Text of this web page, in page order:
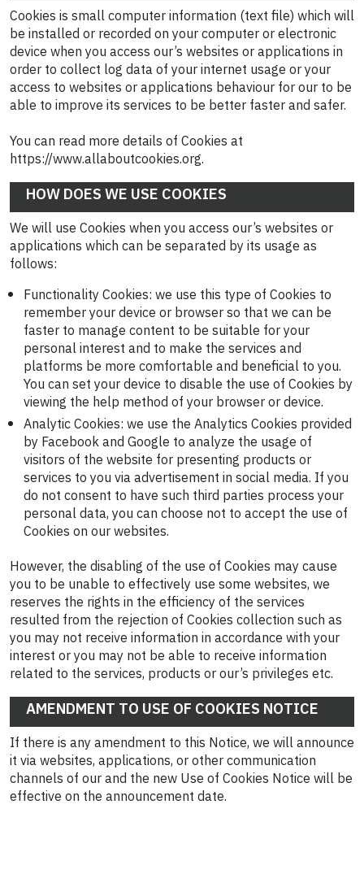
Cookies is small computer information (text file) which will
be installed or recorded on your computer or electronic
device when you access our’s websites or applications in
order to collect log data of your internet usage or your
access to websites or applications behaviour for our to be
able to improve its services to be better faster and safer.
You can read more details of Cookies at
https://www.allaboutcookies.org.
HOW DOES WE USE COOKIES
We will use Cookies when you access our’s websites or
applications which can be separated by its usage as
follows:
Functionality Cookies: we use this type of Cookies to
remember your device or browser so that we can be
faster to manage content to be suitable for your
personal interest and to make the services and
platforms be more comfortable and beneficial to you.
You can set your device to disable the use of Cookies by
viewing the help method of your browser or device.
Analytic Cookies: we use the Analytics Cookies provided
by Facebook and Google to analyze the usage of
visitors of the website for presenting products or
services to you via advertisement in social media. If you
do not consent to have such third parties process your
personal data, you can choose not to accept the use of
Cookies on our websites.
However, the disabling of the use of Cookies may cause
you to be unable to effectively use some websites, we
reserves the rights in the efficiency of the services
resulted from the rejection of Cookies collection such as
you may not receive information in accordance with your
interest or you may not be able to receive information
related to the services, products or our’s privileges etc.
AMENDMENT TO USE OF COOKIES NOTICE
If there is any amendment to this Notice, we will announce
it via websites, applications, or other communication
channels of our and the new Use of Cookies Notice will be
effective on the announcement date.